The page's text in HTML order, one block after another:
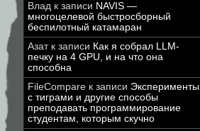
Влад к записи NAVIS —
многоцелевой быстросборный
беспилотный катамаран
Азатк записи Как я собрал LLM-
печку на 4 GPU, и на что она
способна
FileCompare к записи Эксперименты
с тиграми и другие способы
преподавать программирование
студентам, которым скучно